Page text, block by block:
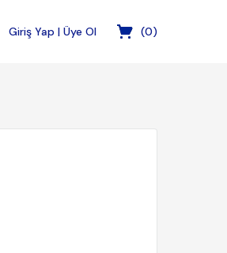
Giriş Yap | Üye Ol (0)